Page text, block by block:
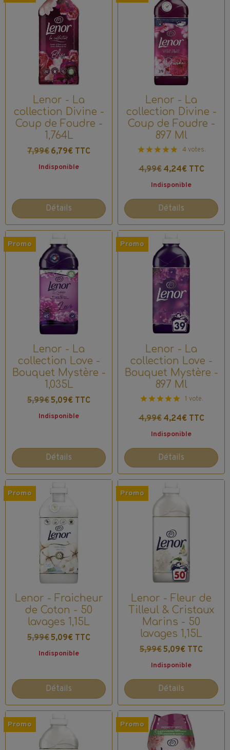
Lenor - La
collection Divine -
Coup de Foudre -
1,764L
7,99€ 6,79€ TTC
Indisponible
Détails
Lenor - La
collection Divine -
Coup de Foudre -
897 Ml
4 votes.
4,99€ 4,24€ TTC
Indisponible
Détails
Promo
Lenor - La
collection Love -
Bouquet Mystère -
1,035L
5,99€5,09€ TTC
Indisponible
Détails
Promo
Lenor - La
collection Love -
Bouquet Mystère -
897 Ml
1 vote.
4,99€ 4,24€ TTC
Indisponible
Détails
Promo
Lenor - Fraicheur
de Coton - 50
lavages 1,15L
5,99€5,09€ TTC
Indisponible
Détails
Promo
Lenor - Fleur de
Tilleul & Cristaux
Marins - 50
lavages 1,15L
5,99€5,09€ TTC
Indisponible
Détails
Promo Promo